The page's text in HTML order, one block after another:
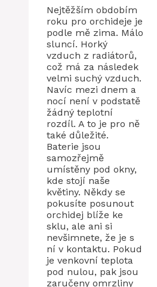
Nejtěžším obdobím
roku pro orchideje je
podle mě zima. Málo
sluncí. Horký
vzduch z radiátorů,
což má za následek
velmi suchý vzduch.
Navíc mezi dnem a
nocí není v podstatě
žádný teplotní
rozdíl. A to je pro ně
také důležité.
Baterie jsou
samozřejmě
umístěny pod okny,
kde stojí naše
květiny. Někdy se
pokusíte posunout
orchidej blíže ke
sklu, ale ani si
nevšimnete, že je s
ní v kontaktu. Pokud
je venkovní teplota
pod nulou, pak jsou
zaručeny omrzliny